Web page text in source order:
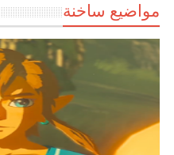
مواضيع ساخنة